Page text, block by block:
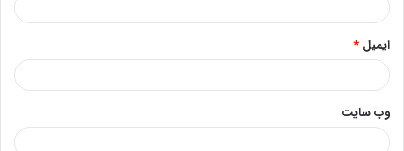
ایمیل *
وب‌ سایت